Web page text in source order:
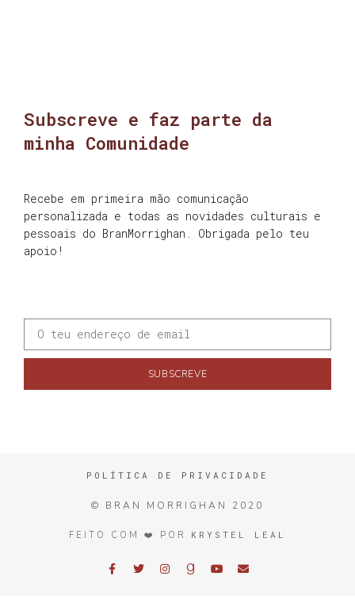
Subscreve e faz parte da
minha Comunidade
Recebe em primeira mão comunicação
personalizada e todas as novidades culturais e
pessoais do BranMorrighan. Obrigada pelo teu
apoio!
SUBSCREVE
POLÍTICA DE PRIVACIDADE
© BRAN MORRIGHAN 2020
FEITO COM ❤️ POR KRYSTEL LEAL